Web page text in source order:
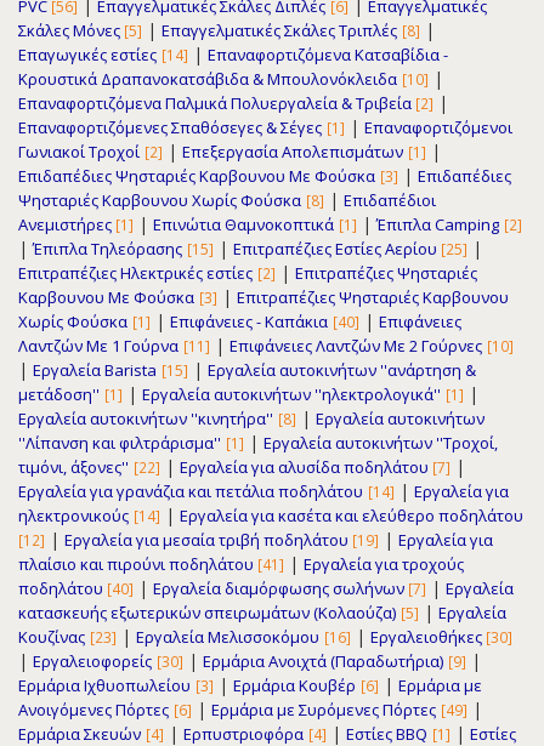
PVC [56] | Επαγγελματικές Σκάλες Διπλές [6] | Επαγγελματικές
Σκάλες Μόνες [5] | Επαγγελματικές Σκάλες Τριπλές [8] |
Επαγωγικές εστίες [14] | Επαναφορτιζόμενα Κατσαβίδια -
Κρουστικά Δραπανοκατσάβιδα & Μπουλονόκλειδα [10] |
Επαναφορτιζόμενα Παλμικά Πολυεργαλεία & Τριβεία [2] |
Επαναφορτιζόμενες Σπαθόσεγες & Σέγες [1] | Επαναφορτιζόμενοι
Γωνιακοί Τροχοί [2] | Επεξεργασία Απολεπισμάτων [1] |
Επιδαπέδιες Ψησταριές Καρβουνου Με Φούσκα [3] | Επιδαπέδιες
Ψησταριές Καρβουνου Χωρίς Φούσκα [8] | Επιδαπέδιοι
Ανεμιστήρες [1] | Επινώτια Θαμνοκοπτικά [1] |Έπιπλα Camping [2]
|Έπιπλα Τηλεόρασης [15] | Επιτραπέζιες Εστίες Αερίου [25] |
Επιτραπέζιες Ηλεκτρικές εστίες [2] | Επιτραπέζιες Ψησταριές
Καρβουνου Με Φούσκα [3] | Επιτραπέζιες Ψησταριές Καρβουνου
Χωρίς Φούσκα [1] | Επιφάνειες - Καπάκια [40] | Επιφάνειες
Λαντζών Με 1 Γούρνα [11] | Επιφάνειες Λαντζών Με 2 Γούρνες [10]
| Εργαλεία Barista [15] | Εργαλεία αυτοκινήτων ''ανάρτηση &
μετάδοση'' [1] | Εργαλεία αυτοκινήτων ''ηλεκτρολογικά'' [1] |
Εργαλεία αυτοκινήτων ''κινητήρα'' [8] | Εργαλεία αυτοκινήτων
''Λίπανση και φιλτράρισμα'' [1] | Εργαλεία αυτοκινήτων ''Τροχοί,
τιμόνι, άξονες'' [22] | Εργαλεία για αλυσίδα ποδηλάτου [7] |
Εργαλεία για γρανάζια και πετάλια ποδηλάτου [14] | Εργαλεία για
ηλεκτρονικούς [14] | Εργαλεία για κασέτα και ελεύθερο ποδηλάτου
[12] | Εργαλεία για μεσαία τριβή ποδηλάτου [19] | Εργαλεία για
πλαίσιο και πιρούνι ποδηλάτου [41] | Εργαλεία για τροχούς
ποδηλάτου [40] | Εργαλεία διαμόρφωσης σωλήνων [7] | Εργαλεία
κατασκευής εξωτερικών σπειρωμάτων (Κολαούζα) [5] | Εργαλεία
Κουζίνας [23] | Εργαλεία Μελισσοκόμου [16] | Εργαλειοθήκες [30]
| Εργαλειοφορείς [30] | Ερμάρια Ανοιχτά (Παραδωτήρια) [9] |
Ερμάρια Ιχθυοπωλείου [3] | Ερμάρια Κουβέρ [6] | Ερμάρια με
Ανοιγόμενες Πόρτες [6] | Ερμάρια με Συρόμενες Πόρτες [49] |
Ερμάρια Σκευών [4] | Ερπυστριοφόρα [4] | Εστίες BBQ [1] | Εστίες